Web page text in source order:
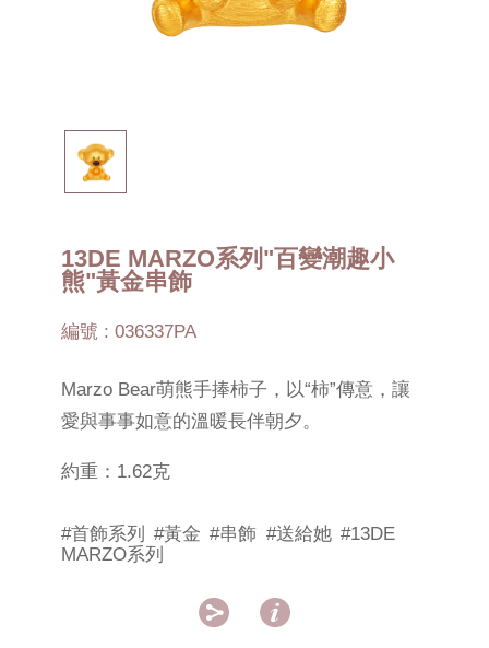
13DE MARZO系列"百變潮趣小
熊"黃金串飾
編號 : 036337PA
Marzo Bear萌熊手捧柿子，以“柿”傳意，讓
愛與事事如意的溫暖長伴朝夕。
約重：1.62克
#首飾系列 #黃金 #串飾 #送給她 #13DE
MARZO系列
 